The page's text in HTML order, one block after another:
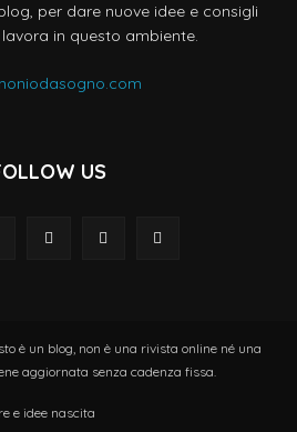
per dare nuove idee e consigli
in questo ambiente.
US
è un blog, non è una rivista online né una
aggiornata senza cadenza fissa.
e idee nascita